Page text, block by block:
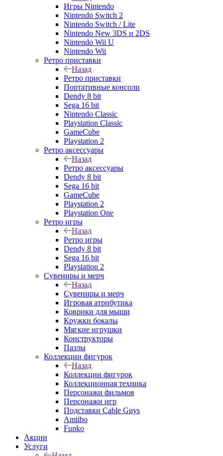
Игры Nintendo
Nintendo Switch 2
Nintendo Switch / Lite
Nintendo New 3DS и 2DS
Nintendo Wii U
Nintendo Wii
Ретро приставки
Назад
Ретро приставки
Портативные консоли
Dendy 8 bit
Sega 16 bit
Nintendo Classic
Playstation Classic
GameCube
Playstation 2
Ретро аксессуары
Назад
Ретро аксессуары
Dendy 8 bit
Sega 16 bit
GameCube
Playstation 2
Playstation One
Ретро игры
Назад
Ретро игры
Dendy 8 bit
Sega 16 bit
Playstation 2
Сувениры и мерч
Назад
Сувениры и мерч
Игровая атрибутика
Коврики для мыши
Кружки бокалы
Мягкие игрушки
Конструкторы
Пазлы
Коллекции фигурок
Назад
Коллекции фигурок
Коллекционная техника
Персонажи фильмов
Персонажи игр
Подставки Cable Guys
Amiibo
Funko
Акции
Услуги